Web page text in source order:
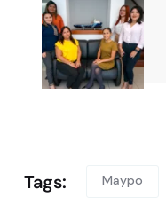
Tags: Maypo